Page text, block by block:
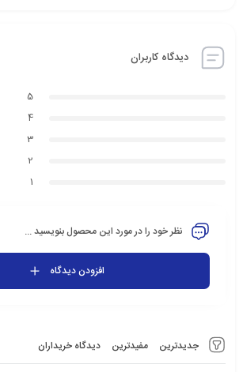
دیدگاه کاربران
جدیدترین مفیدترین دیدگاه خریداران
5
4
3
2
1
نظر خود را در مورد این محصول بنویسید ...
افزودن دیدگاه